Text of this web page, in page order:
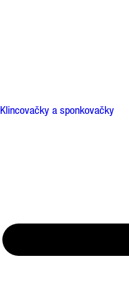
Klincovačky a sponkovačky